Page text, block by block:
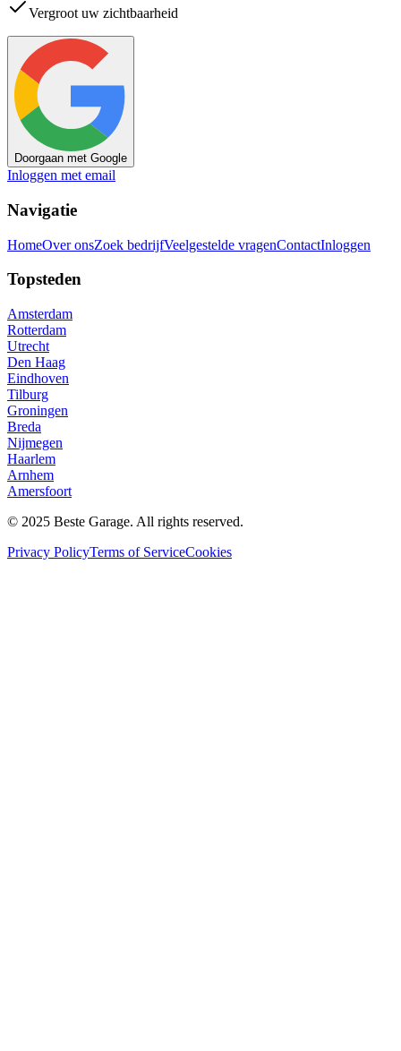
Vergroot uw zichtbaarheid
Doorgaan met Google
Inloggen met email
Navigatie
HomeOver onsZoek bedrijfVeelgestelde vragenContactInloggen
Topsteden
Amsterdam
Rotterdam
Utrecht
Den Haag
Eindhoven
Tilburg
Groningen
Breda
Nijmegen
Haarlem
Arnhem
Amersfoort
© 2025 Beste Garage. All rights reserved.
Privacy PolicyTerms of ServiceCookies